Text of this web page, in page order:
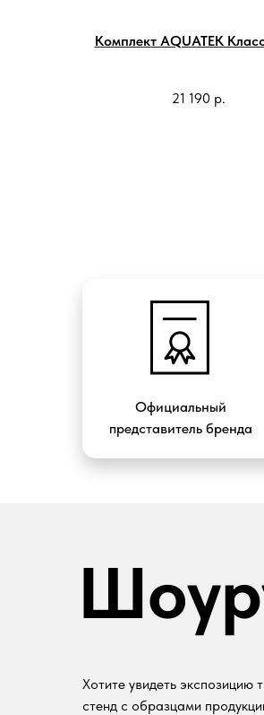
Комплект AQUATEK
21 190 р.
Официальный
представитель бренда
Хотите увидеть
стенд с образцами